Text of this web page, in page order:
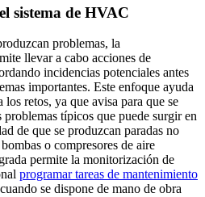
sistema de HVAC
problemas, la
llevar a cabo acciones de
incidencias potenciales antes
importantes. Este enfoque ayuda
retos, ya que avisa para que se
típicos que puede surgir en
de que se produzcan paradas no
o compresores de aire
permite la monitorización de
programar tareas de mantenimiento
se dispone de mano de obra